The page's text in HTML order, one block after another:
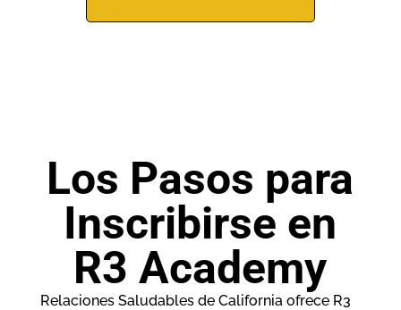
Los Pasos para
Inscribirse en
R3 Academy
Relaciones Saludables de California ofrece R3